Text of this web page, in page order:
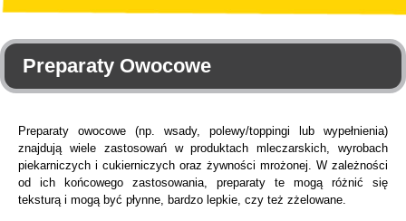
Preparaty Owocowe
Preparaty owocowe (np. wsady, polewy/toppingi lub wypełnienia)
znajdują wiele zastosowań w produktach mleczarskich, wyrobach
piekarniczych i cukierniczych oraz żywności mrożonej. W zależności
od ich końcowego zastosowania, preparaty te mogą różnić się
teksturą i mogą być płynne, bardzo lepkie, czy też zżelowane.